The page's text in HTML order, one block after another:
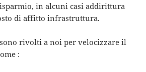
in alcuni casi addirittura
di affitto infrastruttura.
rivolti a noi per velocizzare il
: